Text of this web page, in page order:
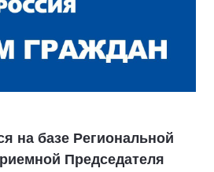
на базе Региональной
Председателя